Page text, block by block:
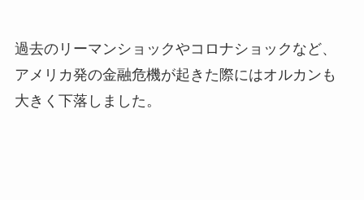
過去のリーマンショックやコロナショックなど、
アメリカ発の金融危機が起きた際にはオルカンも
大きく下落しました。